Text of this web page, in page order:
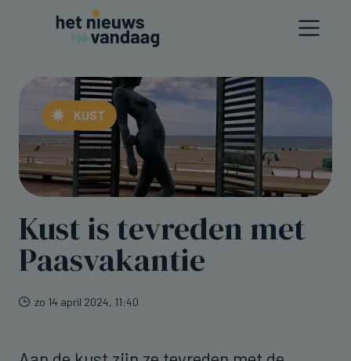
KUST
Kust is tevreden met
Paasvakantie
zo 14 april 2024, 11:40